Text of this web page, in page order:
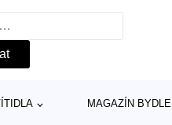
MAGAZÍN